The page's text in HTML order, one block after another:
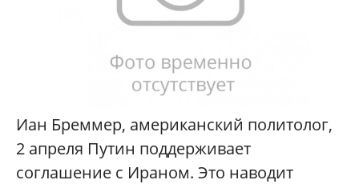
Иан Бреммер, американский политолог,
2 апреля Путин поддерживает
соглашение с Ираном. Это наводит